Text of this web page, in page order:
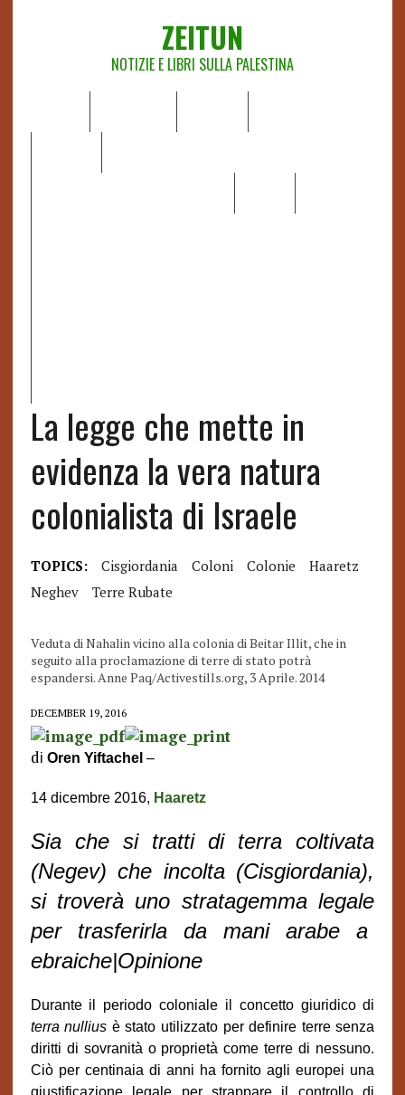
ZEITUN
NOTIZIE E LIBRI SULLA PALESTINA
La legge che mette in
evidenza la vera natura
colonialista di Israele
TOPICS: Cisgiordania Coloni Colonie
Haaretz
Neghev
Terre Rubate
Veduta di Nahalin vicino alla colonia di Beitar Illit, che in
seguito alla proclamazione di terre di stato potrà
espandersi. Anne Paq/Activestills.org, 3 Aprile. 2014
DECEMBER 19, 2016
di Oren Yiftachel –
14 dicembre 2016, Haaretz
Sia che si tratti di terra coltivata
(Negev) che incolta (Cisgiordania),
si troverà uno stratagemma legale
per trasferirla da mani arabe a
ebraiche|Opinione
Durante il periodo coloniale il concetto giuridico di
terra nullius è stato utilizzato per definire terre senza
diritti di sovranità o proprietà come terre di nessuno.
Ciò per centinaia di anni ha fornito agli europei una
giustificazione legale per strappare il controllo di